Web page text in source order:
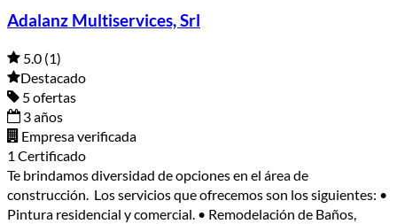
Adalanz Multiservices, Srl
5.0 (1)
Destacado
5 ofertas
3 años
Empresa verificada
1 Certificado
Te brindamos diversidad de opciones en el área de
construcción. Los servicios que ofrecemos son los siguientes: •
Pintura residencial y comercial. • Remodelación de Baños,